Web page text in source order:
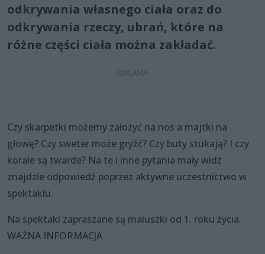
odkrywania własnego ciała oraz do
odkrywania rzeczy, ubrań, które na
różne części ciała można zakładać.
Czy skarpetki możemy założyć na nos a majtki na
głowę? Czy sweter może gryźć? Czy buty stukają? I czy
korale są twarde? Na te i inne pytania mały widz
znajdzie odpowiedź poprzez aktywne uczestnictwo w
spektaklu.
Na spektakl zapraszane są maluszki od 1. roku życia.
WAŻNA INFORMACJA